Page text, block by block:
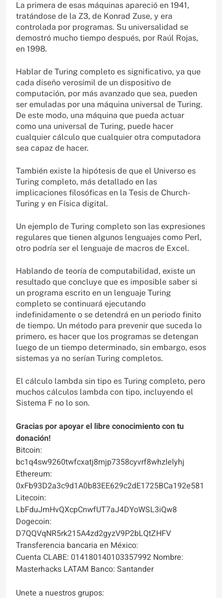
La primera de esas máquinas apareció en 1941,
tratándose de la Z3, de Konrad Zuse, y era
controlada por programas. Su universalidad se
demostró mucho tiempo después, por Raúl Rojas,
en 1998.
Hablar de Turing completo es significativo, ya que
cada diseño verosímil de un dispositivo de
computación, por más avanzado que sea, pueden
ser emuladas por una máquina universal de Turing.
De este modo, una máquina que pueda actuar
como una universal de Turing, puede hacer
cualquier cálculo que cualquier otra computadora
sea capaz de hacer.
También existe la hipótesis de que el Universo es
Turing completo, más detallado en las
implicaciones filosóficas en la Tesis de Church-
Turing y en Física digital.
Un ejemplo de Turing completo son las expresiones
regulares que tienen algunos lenguajes como Perl,
otro podría ser el lenguaje de macros de Excel.
Hablando de teoría de computabilidad, existe un
resultado que concluye que es imposible saber si
un programa escrito en un lenguaje Turing
completo se continuará ejecutando
indefinidamente o se detendrá en un periodo finito
de tiempo. Un método para prevenir que suceda lo
primero, es hacer que los programas se detengan
luego de un tiempo determinado, sin embargo, esos
sistemas ya no serían Turing completos.
El cálculo lambda sin tipo es Turing completo, pero
muchos cálculos lambda con tipo, incluyendo el
Sistema F no lo son.
Gracias por apoyar el libre conocimiento con tu
donación!
Bitcoin:
bc1q4sw9260twfcxatj8mjp7358cyvrf8whzlelyhj
Ethereum:
0xFb93D2a3c9d1A0b83EE629c2dE1725BCa192e581
Litecoin:
LbFduJmHvQXcpCnwfUT7aJ4DYoWSL3iQw8
Dogecoin:
D7QQVqNR5rk215A4zd2gyzV9P2bLQtZHFV
Transferencia bancaria en México:
Cuenta CLABE: 014180140103357992 Nombre:
Masterhacks LATAM Banco: Santander
Unete a nuestros grupos: